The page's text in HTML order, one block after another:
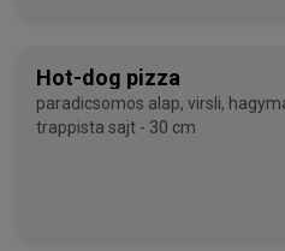
Hot-dog pizza
paradicsomos alap, virsli, hagyma, ketchup,
trappista sajt - 30 cm